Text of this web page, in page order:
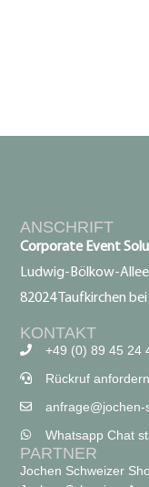
ANSCHRIFT
Corporate Event
Ludwig-Bölkow-Allee
82024 Taufkirchen
KONTAKT
+49 (0) 89 45 24
Rückruf anfordern
Whatsapp Chat
PARTNER
Jochen Schweizer